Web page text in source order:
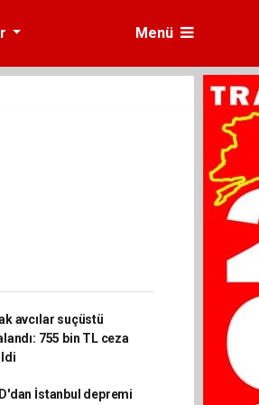
Menü
avcılar suçüstü
755 bin TL ceza
İstanbul depremi